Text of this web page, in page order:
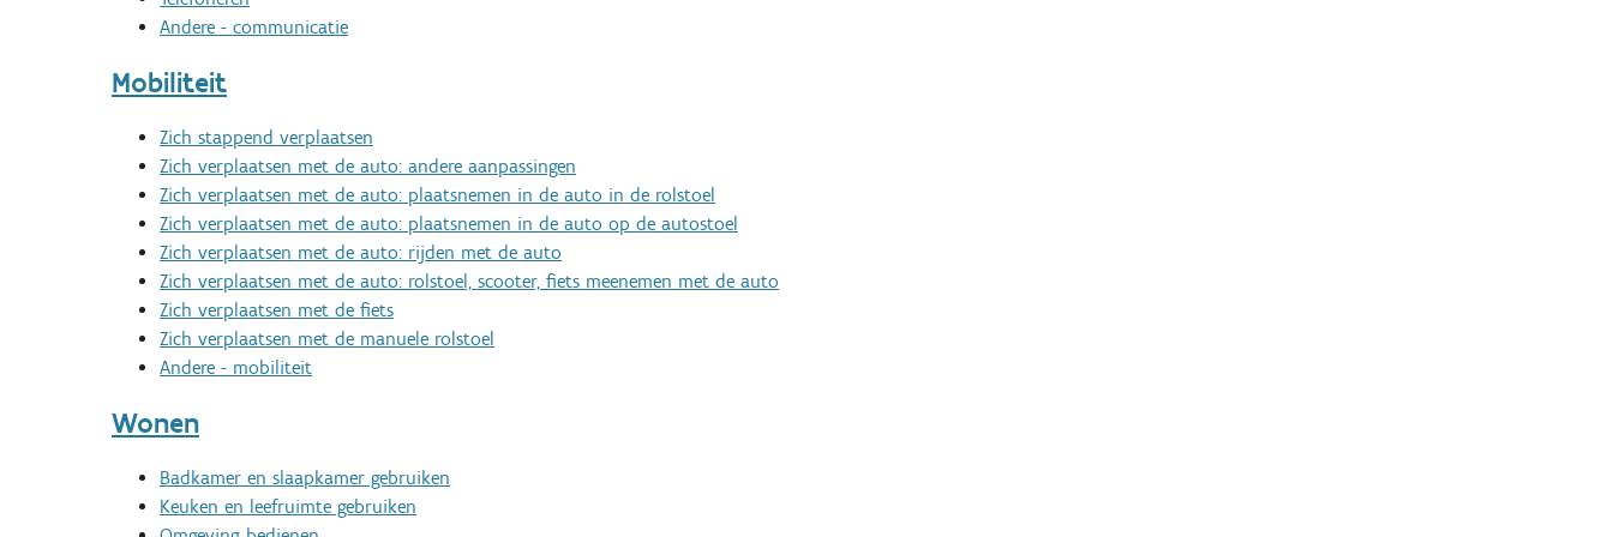
Andere - communicatie
Mobiliteit
Zich stappend verplaatsen
Zich verplaatsen met de auto: andere aanpassingen
Zich verplaatsen met de auto: plaatsnemen in de auto in de rolstoel
Zich verplaatsen met de auto: plaatsnemen in de auto op de autostoel
Zich verplaatsen met de auto: rijden met de auto
Zich verplaatsen met de auto: rolstoel, scooter, fiets meenemen met de auto
Zich verplaatsen met de fiets
Zich verplaatsen met de manuele rolstoel
Andere - mobiliteit
Wonen
Badkamer en slaapkamer gebruiken
Keuken en leefruimte gebruiken